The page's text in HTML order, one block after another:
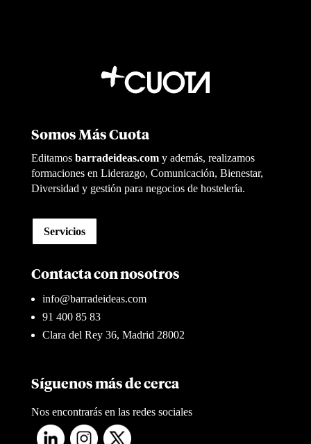
Somos Más Cuota
Editamosbarradeideas.com y además, realizamos
formaciones en Liderazgo, Comunicación, Bienestar,
Diversidad y gestión para negocios de hostelería.
Servicios
Contacta con nosotros
info@barradeideas.com
91 400 85 83
Clara del Rey 36, Madrid 28002
Síguenos más de cerca
Nos encontrarás en las redes sociales